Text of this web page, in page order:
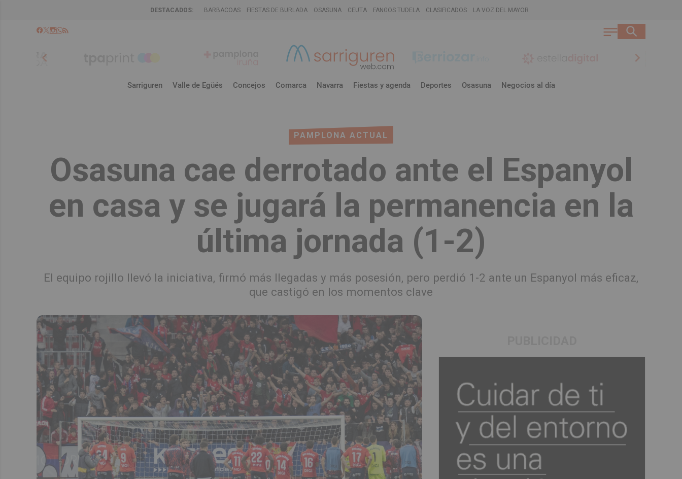
DESTACADOS: BARBACOAS FIESTAS DE BURLADA OSASUNA CEUTA FANGOS TUDELA CLASIFICADOS LA VOZ DEL MAYOR
chevron_left chevron_right
Sarriguren Valle de Egüés Concejos Comarca Navarra Fiestas y agenda Deportes Osasuna Negocios al día
PAMPLONA ACTUAL
Osasuna cae derrotado ante el Espanyol
en casa y se jugará la permanencia en la
última jornada (1-2)
El equipo rojillo llevó la iniciativa, firmó más llegadas y más posesión, pero perdió 1-2 ante un Espanyol más eficaz,
que castigó en los momentos clave